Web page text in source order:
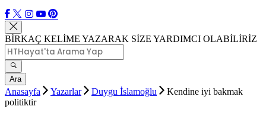
BİRKAÇ KELİME YAZARAK SİZE YARDIMCI OLABİLİRİZ
Ara
Anasayfa Yazarlar Duygu İslamoğlu
Kendine iyi bakmak
politiktir